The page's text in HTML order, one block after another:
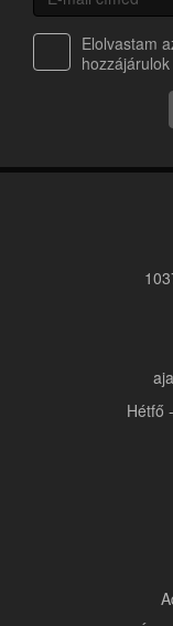
Elolvastam
Hétfő